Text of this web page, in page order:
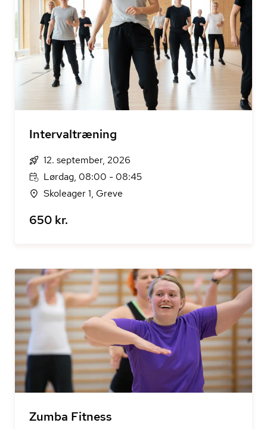
Intervaltræning
12. september, 2026
Lørdag, 08:00 - 08:45
Skoleager 1, Greve
650 kr.
Zumba Fitness